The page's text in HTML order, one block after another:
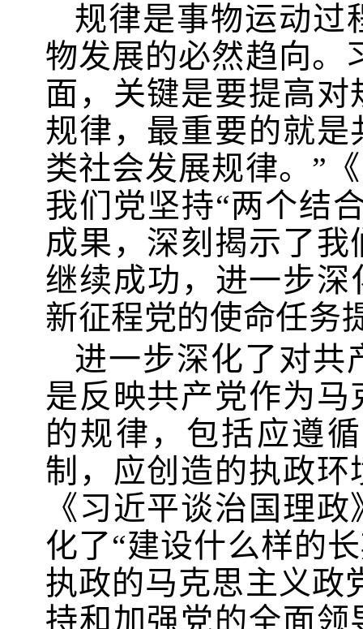
规律是事物运动过
物发展的必然趋向。
面，关键是要提高
规律，最重要的就
类社会发展规律。”
我们党坚持“两个结
成果，深刻揭示了
继续成功，进一步
新征程党的使命任务
进一步深化了对共
是反映共产党作为
的规律，包括应遵
制，应创造的执政
《习近平谈治国理
化了“建设什么样的
执政的马克思主义政
持和加强党的全面